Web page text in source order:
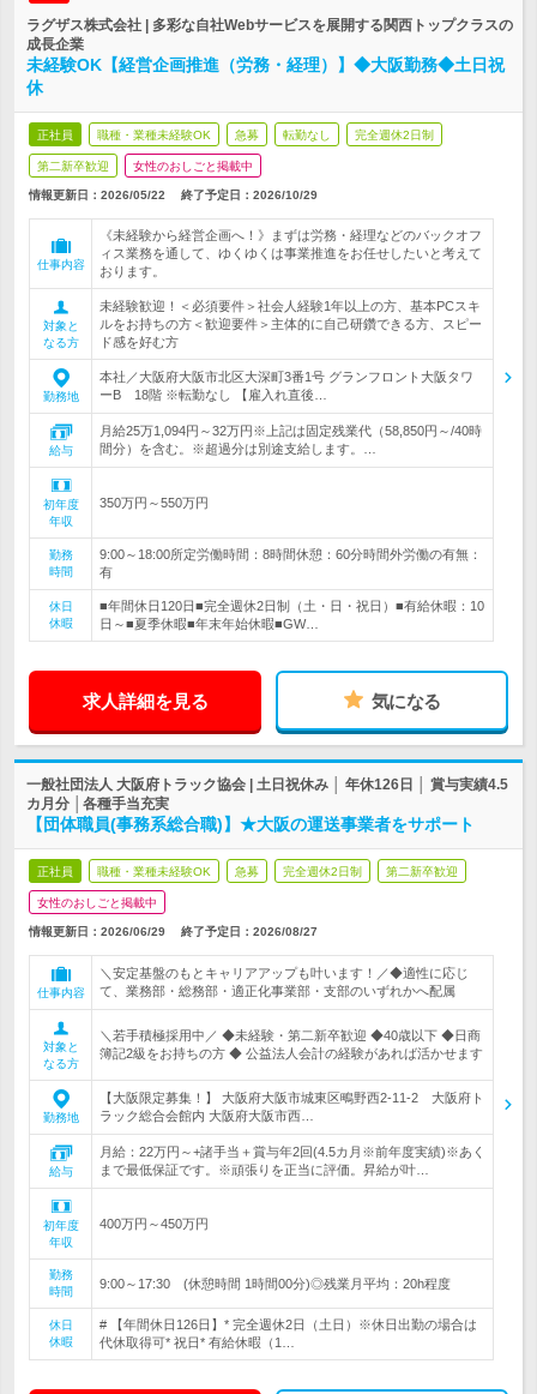
ラグザス株式会社 | 多彩な自社Webサービスを展開する関西トップクラスの
成長企業
未経験OK【経営企画推進（労務・経理）】◆大阪勤務◆土日祝
休
正社員 職種・業種未経験OK 急募 転勤なし 完全週休2日制
第二新卒歓迎 女性のおしごと掲載中
情報更新日：2026/05/22 終了予定日： 2026/10/29
仕事内容
《未経験から経営企画へ！》まずは労務・経理などのバックオフ
ィス業務を通して、ゆくゆくは事業推進をお任せしたいと考えて
おります。
対象と
なる方
未経験歓迎！＜必須要件＞社会人経験1年以上の方、基本PCスキ
ルをお持ちの方＜歓迎要件＞主体的に自己研鑽できる方、スピー
ド感を好む方
勤務地
本社／大阪府大阪市北区大深町3番1号 グランフロント大阪タワ
ーB 18階 ※転勤なし 【雇入れ直後…
給与
月給25万1,094円～32万円※上記は固定残業代（58,850円～/40時
間分）を含む。※超過分は別途支給します。…
初年度
年収
350万円～550万円
勤務
時間
9:00～18:00所定労働時間：8時間休憩：60分時間外労働の有無：
有
休日
休暇
■年間休日120日■完全週休2日制（土・日・祝日）■有給休暇：10
日～■夏季休暇■年末年始休暇■GW…
求人詳細を見る 気になる
一般社団法人 大阪府トラック協会 | 土日祝休み │ 年休126日 │ 賞与実績4.5
カ月分 │各種手当充実
【団体職員(事務系総合職)】★大阪の運送事業者をサポート
正社員 職種・業種未経験OK 急募 完全週休2日制 第二新卒歓迎
女性のおしごと掲載中
情報更新日：2026/06/29 終了予定日： 2026/08/27
仕事内容
＼安定基盤のもとキャリアアップも叶います！／◆適性に応じ
て、業務部・総務部・適正化事業部・支部のいずれかへ配属
対象と
なる方
＼若手積極採用中／ ◆未経験・第二新卒歓迎 ◆40歳以下 ◆日商
簿記2級をお持ちの方 ◆ 公益法人会計の経験があれば活かせます
勤務地
【大阪限定募集！】 大阪府大阪市城東区鴫野西2-11-2 大阪府ト
ラック総合会館内 大阪府大阪市西…
給与
月給：22万円～+諸手当＋賞与年2回(4.5カ月※前年度実績)※あく
まで最低保証です。※頑張りを正当に評価。昇給が叶…
初年度
年収
400万円～450万円
勤務
時間
9:00～17:30 (休憩時間 1時間00分)◎残業月平均：20h程度
休日
休暇
# 【年間休日126日】* 完全週休2日（土日）※休日出勤の場合は
代休取得可* 祝日* 有給休暇（1…